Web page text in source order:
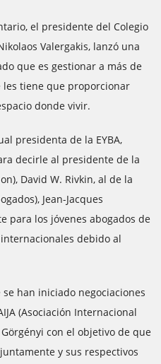
el presidente del Colegio
Valergakis, lanzó una
que es gestionar a más de
les tiene que proporcionar
donde vivir.
presidenta de la EYBA,
decirle al presidente de la
David W. Rivkin, al de la
Jean-Jacques
para los jóvenes abogados de
debido al
han iniciado negociaciones
(Asociación Internacional
con el objetivo de que
y sus respectivos